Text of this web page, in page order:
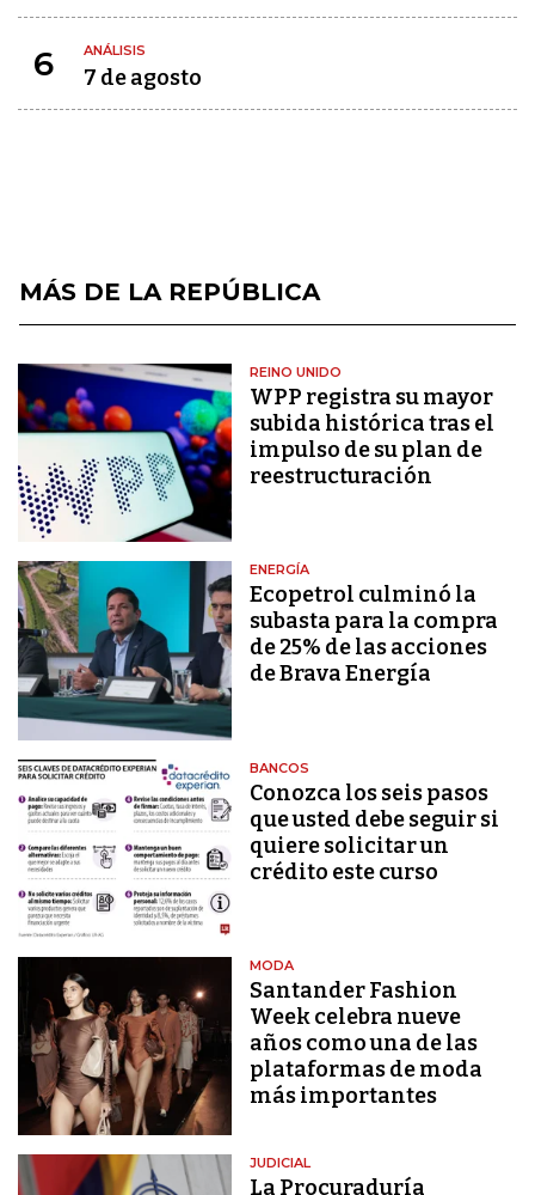
6 ANÁLISIS
7 de agosto
MÁS DE LA REPÚBLICA
REINO UNIDO
WPP registra su mayor
subida histórica tras el
impulso de su plan de
reestructuración
ENERGÍA
Ecopetrol culminó la
subasta para la compra
de 25% de las acciones
de Brava Energía
BANCOS
Conozca los seis pasos
que usted debe seguir si
quiere solicitar un
crédito este curso
MODA
Santander Fashion
Week celebra nueve
años como una de las
plataformas de moda
más importantes
JUDICIAL
La Procuraduría